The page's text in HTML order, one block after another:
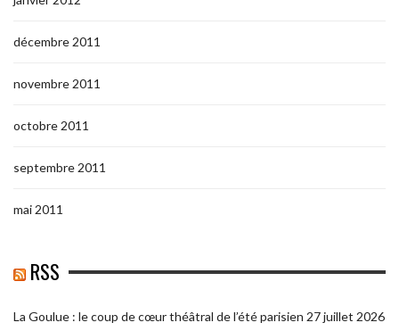
décembre 2011
novembre 2011
octobre 2011
septembre 2011
mai 2011
RSS
La Goulue : le coup de cœur théâtral de l’été parisien 27 juillet 2026